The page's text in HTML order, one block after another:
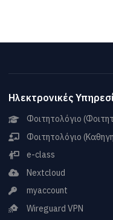
Ηλεκτρονικές
Φοιτητολόγιο
Φοιτητολόγιο
e-class
Nextcloud
myaccount
Wireguard VPN